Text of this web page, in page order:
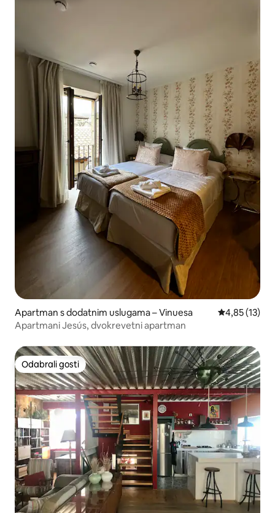
Apartman s dodatnim uslugama – Vinuesa Prosječna
4,85 (13)
Apartmani Jesús, dvokrevetni apartman
Odabrali gosti
Odabrali gosti